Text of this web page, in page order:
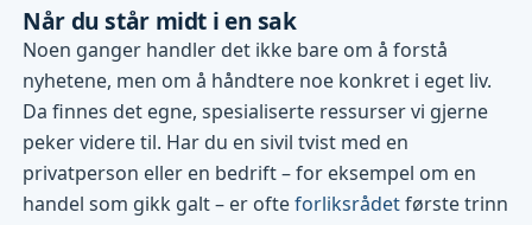
Når du står midt i en sak
Noen ganger handler det ikke bare om å forstå
nyhetene, men om å håndtere noe konkret i eget liv.
Da finnes det egne, spesialiserte ressurser vi gjerne
peker videre til. Har du en sivil tvist med en
privatperson eller en bedrift – for eksempel om en
handel som gikk galt – er ofteforliksrådetførste trinn